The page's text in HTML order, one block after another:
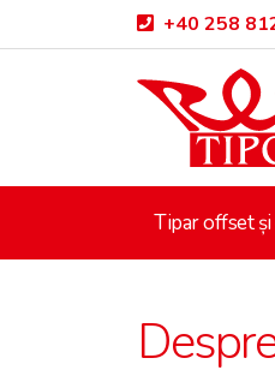
+40 258
Tipar offset